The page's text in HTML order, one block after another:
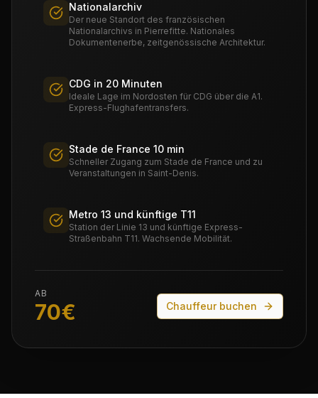
Nationalarchiv
Der neue Standort des französischen
Nationalarchivs in Pierrefitte. Nationales
Dokumentenerbe, zeitgenössische Architektur.
CDG in 20 Minuten
Ideale Lage im Nordosten für CDG über die A1.
Express-Flughafentransfers.
Stade de France 10 min
Schneller Zugang zum Stade de France und zu
Veranstaltungen in Saint-Denis.
Metro 13 und künftige T11
Station der Linie 13 und künftige Express-
Straßenbahn T11. Wachsende Mobilität.
AB
70€ Chauffeur buchen